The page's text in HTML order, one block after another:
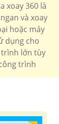
trình gia
camera có
công trình
quang
xoay 360 là
và xoay
hoặc máy
dụng cho
lớn tùy
trình